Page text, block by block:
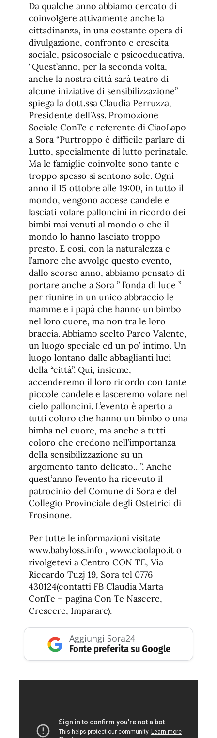
Da qualche anno abbiamo cercato di
coinvolgere attivamente anche la
cittadinanza, in una costante opera di
divulgazione, confronto e crescita
sociale, psicosociale e psicoeducativa.
“Quest’anno, per la seconda volta,
anche la nostra città sarà teatro di
alcune iniziative di sensibilizzazione”
spiega la dott.ssa Claudia Perruzza,
Presidente dell’Ass. Promozione
Sociale ConTe e referente di CiaoLapo
a Sora “Purtroppo è difficile parlare di
Lutto, specialmente di lutto perinatale.
Ma le famiglie coinvolte sono tante e
troppo spesso si sentono sole. Ogni
anno il 15 ottobre alle 19:00, in tutto il
mondo, vengono accese candele e
lasciati volare palloncini in ricordo dei
bimbi mai venuti al mondo o che il
mondo lo hanno lasciato troppo
presto. E così, con la naturalezza e
l’amore che avvolge questo evento,
dallo scorso anno, abbiamo pensato di
portare anche a Sora ” l’onda di luce ”
per riunire in un unico abbraccio le
mamme e i papà che hanno un bimbo
nel loro cuore, ma non tra le loro
braccia. Abbiamo scelto Parco Valente,
un luogo speciale ed un po’ intimo. Un
luogo lontano dalle abbaglianti luci
della “città”. Qui, insieme,
accenderemo il loro ricordo con tante
piccole candele e lasceremo volare nel
cielo palloncini. L’evento è aperto a
tutti coloro che hanno un bimbo o una
bimba nel cuore, ma anche a tutti
coloro che credono nell’importanza
della sensibilizzazione su un
argomento tanto delicato…”. Anche
quest’anno l’evento ha ricevuto il
patrocinio del Comune di Sora e del
Collegio Provinciale degli Ostetrici di
Frosinone.
Per tutte le informazioni visitate
www.babyloss.info , www.ciaolapo.it o
rivolgetevi a Centro CON TE, Via
Riccardo Tuzj 19, Sora tel 0776
430124(contatti FB Claudia Marta
ConTe – pagina Con Te Nascere,
Crescere, Imparare).
Aggiungi Sora24
Fonte preferita su Google